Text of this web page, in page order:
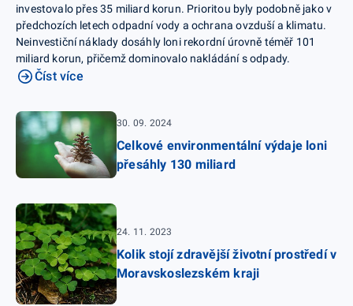
investovalo přes 35 miliard korun. Prioritou byly podobně jako v
předchozích letech odpadní vody a ochrana ovzduší a klimatu.
Neinvestiční náklady dosáhly loni rekordní úrovně téměř 101
miliard korun, přičemž dominovalo nakládání s odpady.
Číst více
30. 09. 2024
Celkové environmentální výdaje loni
přesáhly 130 miliard
24. 11. 2023
Kolik stojí zdravější životní prostředí v
Moravskoslezském kraji